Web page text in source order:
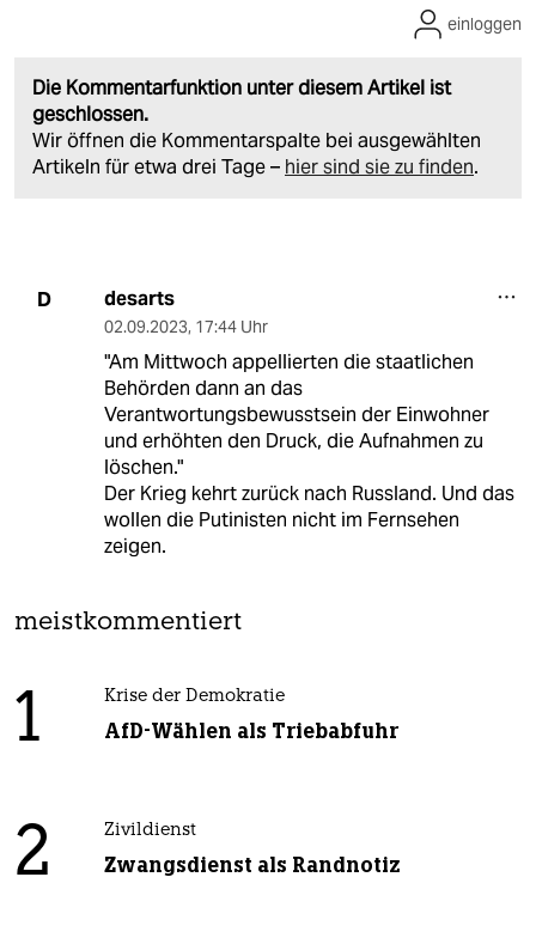
Die Kommentarfunktion unter diesem Artikel ist
geschlossen.
Wir öffnen die Kommentarspalte bei ausgewählten
Artikeln für etwa drei Tage – hier sind sie zu finden.
einloggen
D desarts
02.09.2023, 17:44 Uhr
"Am Mittwoch appellierten die staatlichen
Behörden dann an das
Verantwortungsbewusstsein der Einwohner
und erhöhten den Druck, die Aufnahmen zu
löschen."
Der Krieg kehrt zurück nach Russland. Und das
wollen die Putinisten nicht im Fernsehen
zeigen.
meistkommentiert
1 Krise der Demokratie
AfD-Wählen als Triebabfuhr
2 Zivildienst
Zwangsdienst als Randnotiz